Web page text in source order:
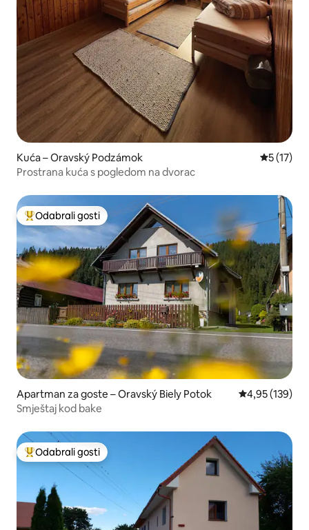
Kuća – Oravský Podzámok Prosječna
5 (17)
Prostrana kuća s pogledom na dvorac
Među najviše rangiranima s oznakom „Odabrali gosti”
Odabrali gosti
Apartman za goste – Oravský Biely Potok Prosječna
4,95 (139)
Smještaj kod bake
Među najviše rangiranima s oznakom „Odabrali gosti”
Odabrali gosti